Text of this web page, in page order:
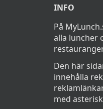
INFO
På
alla luncher
Den här
innehålla
med